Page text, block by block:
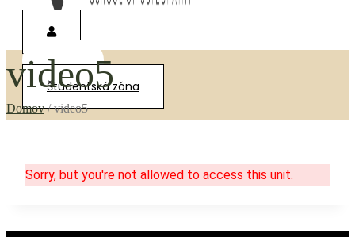
0,00€
Študentská zóna
video5
Domov / video5
Sorry, but you're not allowed to access this unit.